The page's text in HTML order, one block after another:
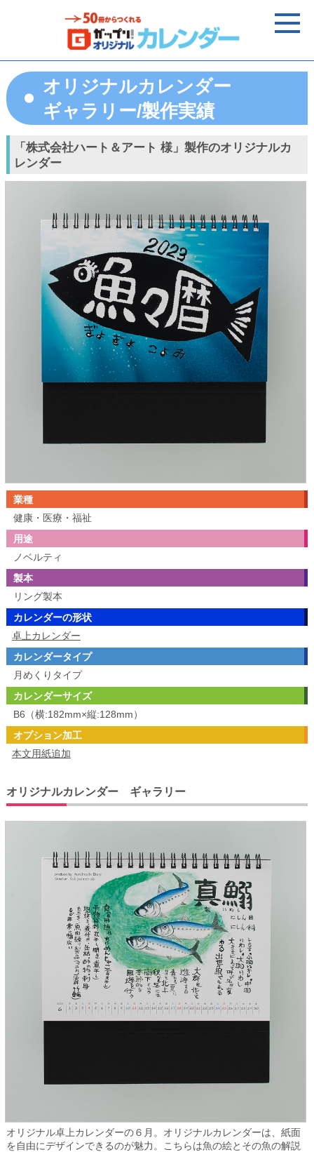
オリジナルカレンダー
ギャラリー/製作実績
「株式会社ハート＆アート 様」製作のオリジナルカ
レンダー
業種
健康・医療・福祉
用途
ノベルティ
製本
リング製本
カレンダーの形状
卓上カレンダー
カレンダータイプ
月めくりタイプ
カレンダーサイズ
B6（横:182mm×縦:128mm）
オプション加工
本文用紙追加
オリジナルカレンダー ギャラリー
オリジナル卓上カレンダーの６月。オリジナルカレンダーは、紙面
を自由にデザインできるのが魅力。こちらは魚の絵とその魚の解説